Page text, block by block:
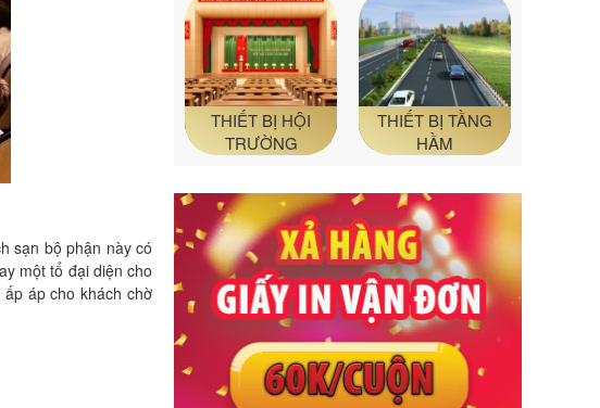
sạn bộ phận này có
một tổ đại diện cho
áp cho khách chờ
THIẾT BỊ HỘI
TRƯỜNG
THIẾT BỊ TẦNG
HẦM